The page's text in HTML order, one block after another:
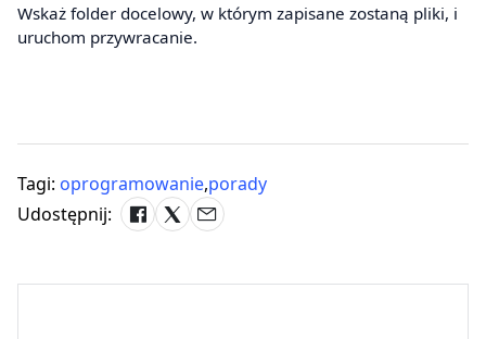
Wskaż folder docelowy, w którym zapisane zostaną pliki, i
uruchom przywracanie.
Tagi: oprogramowanie,porady
Udostępnij: